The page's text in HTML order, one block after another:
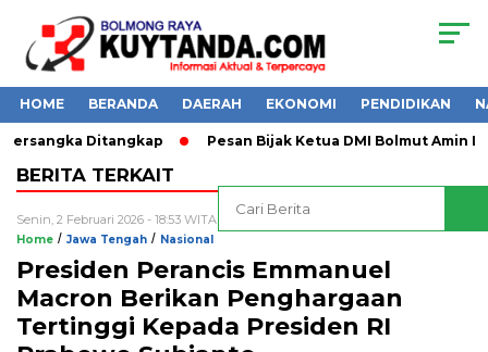
HOME BERANDA DAERAH EKONOMI PENDIDIKAN
Ditangkap Pesan Bijak Ketua DMI Bolmut Amin
Home / Jawa Tengah / Nasional
Presiden Perancis Emmanuel
Macron Berikan Penghargaan
Tertinggi Kepada Presiden RI
BERITA TERKAIT
Senin, 2 Februari 2026 - 18:53 WITA